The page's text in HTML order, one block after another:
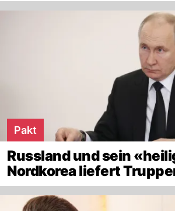
Pakt
Russland und sein
Nordkorea liefert